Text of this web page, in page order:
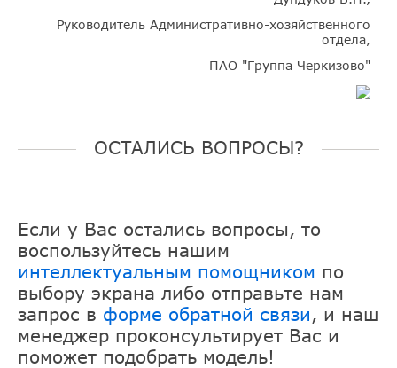
Руководитель Административно-хозяйственного
отдела,
ПАО "Группа Черкизово"
ОСТАЛИСЬ ВОПРОСЫ?
Если у Вас остались вопросы, то
воспользуйтесь нашим
интеллектуальным помощником по
выбору экрана либо отправьте нам
запрос в форме обратной связи , и наш
менеджер проконсультирует Вас и
поможет подобрать модель!